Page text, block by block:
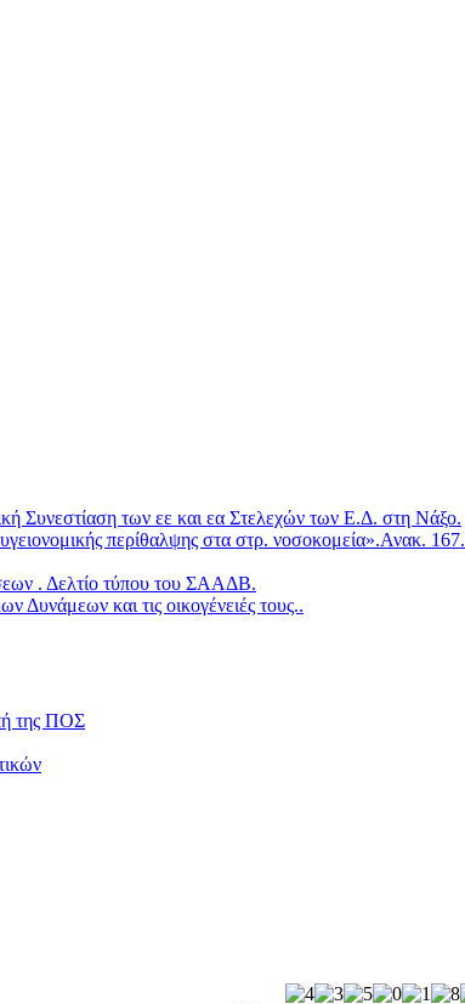
των εε και εα Στελεχών των Ε.Δ. στη Νάξο.
περίθαλψης στα στρ. νοσοκομεία».Ανακ. 167.
. Δελτίο τύπου του ΣΑΑΔΒ.
Δυνάμεων και τις οικογένειές τους..
της ΠΟΣ